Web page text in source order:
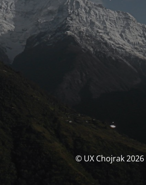
© UX Chojrak 2026